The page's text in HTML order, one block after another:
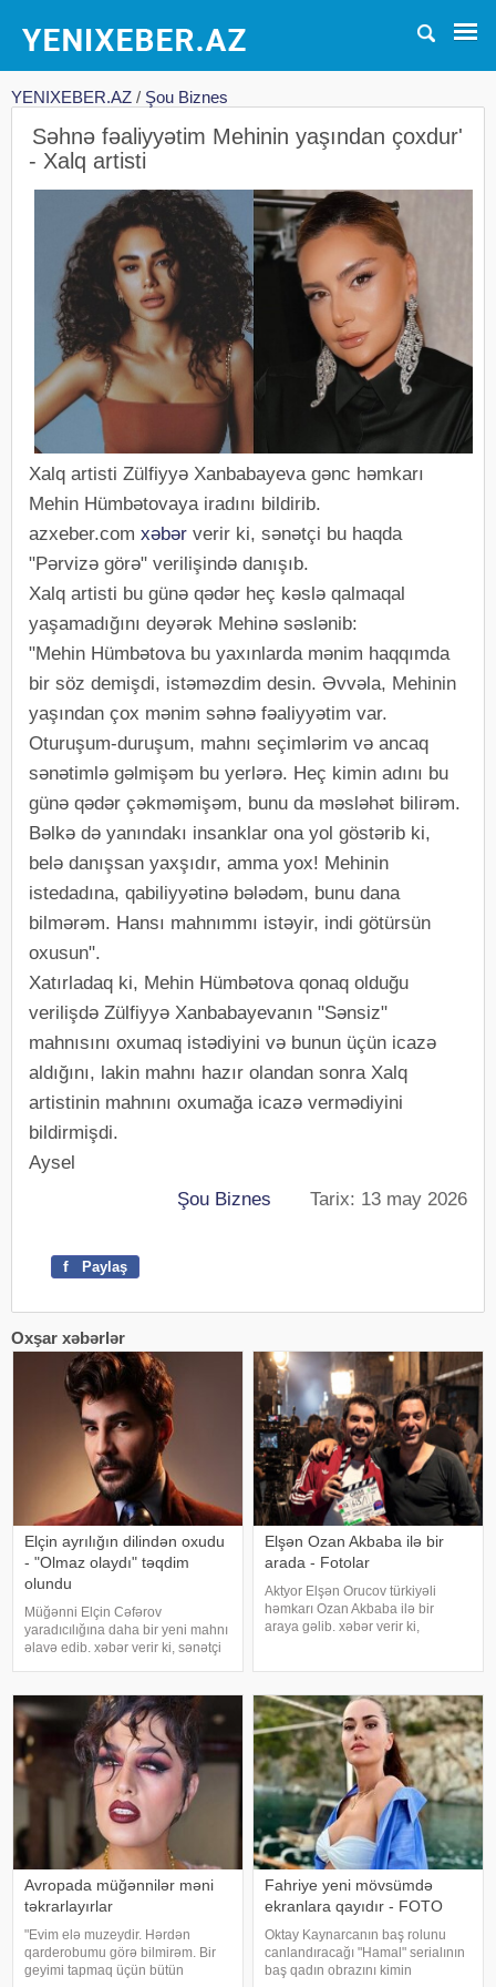
YENIXEBER.AZ / Şou Biznes
Səhnə fəaliyyətim Mehinin yaşından çoxdur'
- Xalq artisti
Xalq artisti Zülfiyyə Xanbabayeva gənc həmkarı
Mehin Hümbətovaya iradını bildirib.
azxeber.com xəbər verir ki, sənətçi bu haqda
"Pərvizə görə" verilişində danışıb.
Xalq artisti bu günə qədər heç kəslə qalmaqal
yaşamadığını deyərək Mehinə səslənib:
"Mehin Hümbətova bu yaxınlarda mənim haqqımda
bir söz demişdi, istəməzdim desin. Əvvəla, Mehinin
yaşından çox mənim səhnə fəaliyyətim var.
Oturuşum-duruşum, mahnı seçimlərim və ancaq
sənətimlə gəlmişəm bu yerlərə. Heç kimin adını bu
günə qədər çəkməmişəm, bunu da məsləhət bilirəm.
Bəlkə də yanındakı insanklar ona yol göstərib ki,
belə danışsan yaxşıdır, amma yox! Mehinin
istedadına, qabiliyyətinə bələdəm, bunu dana
bilmərəm. Hansı mahnımmı istəyir, indi götürsün
oxusun".
Xatırladaq ki, Mehin Hümbətova qonaq olduğu
verilişdə Zülfiyyə Xanbabayevanın "Sənsiz"
mahnısını oxumaq istədiyini və bunun üçün icazə
aldığını, lakin mahnı hazır olandan sonra Xalq
artistinin mahnını oxumağa icazə vermədiyini
bildirmişdi.
Aysel
Şou Biznes Tarix: 13 may 2026
f Paylaş
Oxşar xəbərlər
Elçin ayrılığın dilindən oxudu
- "Olmaz olaydı" təqdim
olundu
Müğənni Elçin Cəfərov
yaradıcılığına daha bir yeni mahnı
əlavə edib. xəbər verir ki, sənətçi
verib. . Bəstənin sözləri Rafael
Şabanova, musiqisi is
Elşən Ozan Akbaba ilə bir
arada - Fotolar
Aktyor Elşən Orucov türkiyəli
həmkarı Ozan Akbaba ilə bir
araya gəlib. xəbər verir ki,
Elşən layihənin birinci hissəsində
d
Avropada müğənnilər məni
təkrarlayırlar
"Evim elə muzeydir. Hərdən
qarderobumu görə bilmirəm. Bir
geyimi tapmaq üçün bütün
Fahriye yeni mövsümdə
ekranlara qayıdır - FOTO
Oktay Kaynarcanın baş rolunu
canlandıracağı "Hamal" serialının
baş qadın obrazını kimin